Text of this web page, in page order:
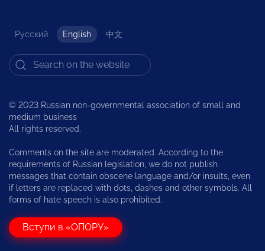
Русский English 中文
© 2023 Russian non-governmental association of small and
medium business
All rights reserved.
Comments on the site are moderated. According to the
requirements of Russian legislation, we do not publish
messages that contain obscene language and/or insults, even
if letters are replaced with dots, dashes and other symbols. All
forms of hate speech is also prohibited.
Вступи в «ОПОРУ»